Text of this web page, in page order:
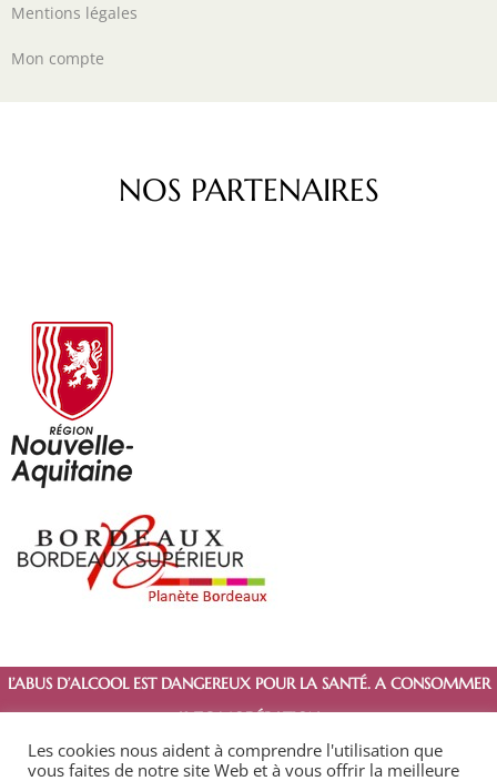
Mentions légales
Mon compte
NOS PARTENAIRES
L’ABUS D’ALCOOL EST DANGEREUX POUR LA SANTÉ. A CONSOMMER
AVEC MODÉRATION.
Les cookies nous aident à comprendre l'utilisation que
vous faites de notre site Web et à vous offrir la meilleure